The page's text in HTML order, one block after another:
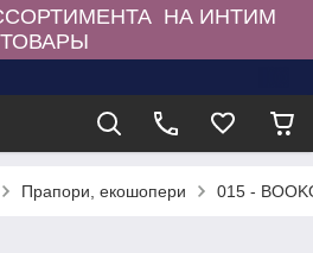
НА ИНТИМ
ТОВАРЫ
Прапори, екошопери 015 -